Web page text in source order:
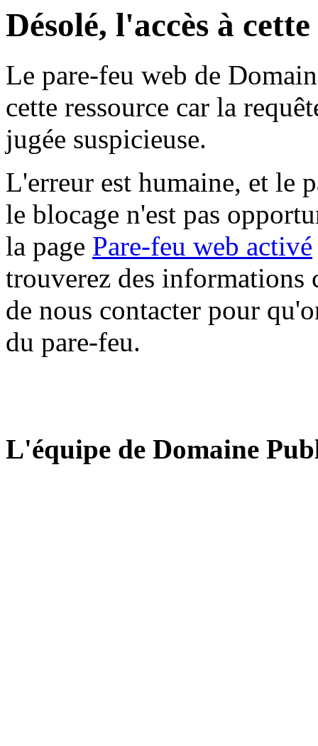
Désolé, l'accès à
Le pare-feu web de
cette ressource car la
jugée suspicieuse.
L'erreur est humaine, et le
le blocage n'est pas
la page Pare-feu web activé
trouverez des informations
de nous contacter pour
du pare-feu.
L'équipe de Domaine